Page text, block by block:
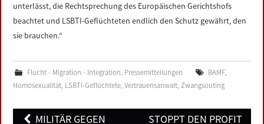
unterlässt, die Rechtsprechung des Europäischen Gerichtshofs
beachtet und LSBTI-Geflüchteten endlich den Schutz gewährt, den
sie brauchen.“
Flucht - Migration - Integration, Pressemitteilungen BAMF,
Homosexualität, LSBTI-Geflüchtete,Vertrauensanwalt,Zwangsouting
PostMILITÄR GEGEN
STOPPT DEN PROFIT